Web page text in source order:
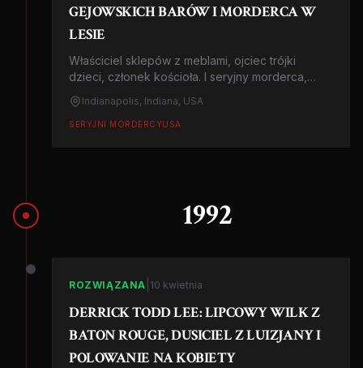
GEJOWSKICH BARÓW I MORDERCA W
LESIE
Właściciel sklepów z meblami, ojciec trójki
dzieci, członek kościoła. I seryjny morderca,
który zabił co najmniej 11 mężczyzn, ukrywał ciała
w swoim ogrodzie i prowadził podwójne życie.
Historia zabójcy z przedmieść Indianapolis.
Indianapolis, Indiana, USA
SERYJNI MORDERCYUSA
1992
ROZWIĄZANA 10 kwietnia
DERRICK TODD LEE: LIPCOWY WILK Z
BATON ROUGE, DUSICIEL Z LUIZJANY I
POLOWANIE NA KOBIETY